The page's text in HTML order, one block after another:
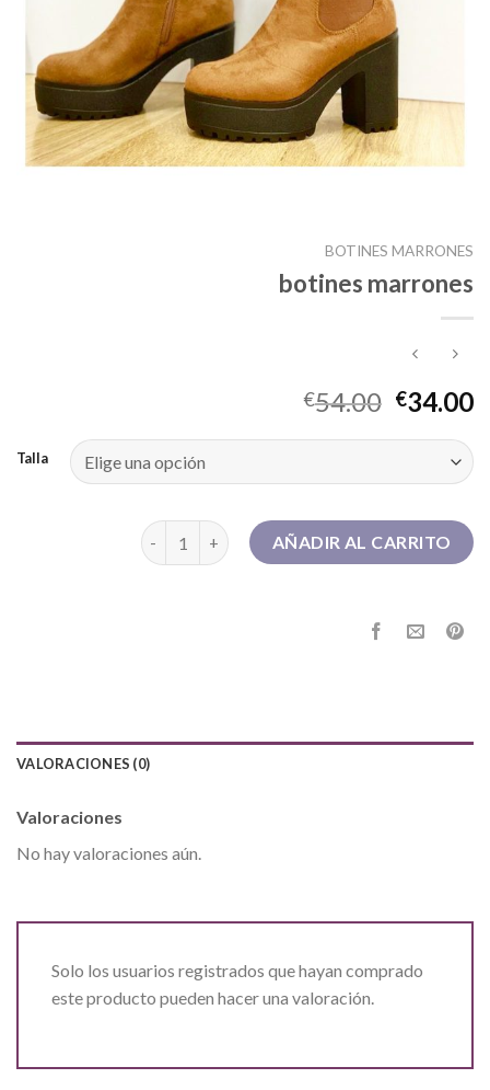
BOTINES MARRONES
botines marrones
€54.00 €34.00
Talla
botines marrones cantidadAÑADIR AL CARRITO
VALORACIONES (0)
Valoraciones
No hay valoraciones aún.
Solo los usuarios registrados que hayan comprado
este producto pueden hacer una valoración.